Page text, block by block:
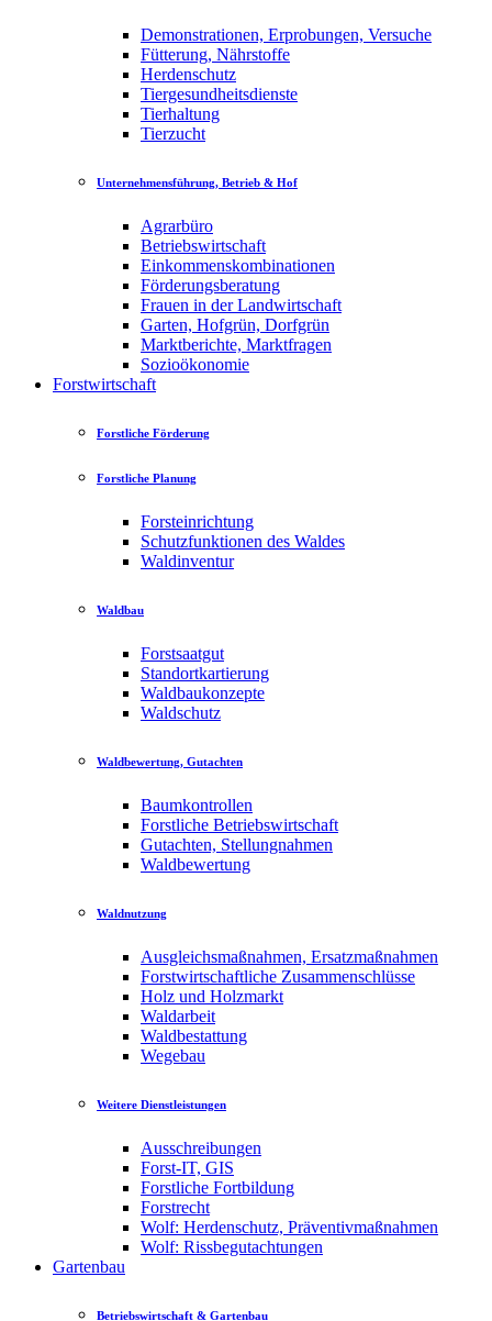
Demonstrationen, Erprobungen, Versuche
Fütterung, Nährstoffe
Herdenschutz
Tiergesundheitsdienste
Tierhaltung
Tierzucht
Unternehmensführung, Betrieb & Hof
Agrarbüro
Betriebswirtschaft
Einkommenskombinationen
Förderungsberatung
Frauen in der Landwirtschaft
Garten, Hofgrün, Dorfgrün
Marktberichte, Marktfragen
Sozioökonomie
Forstwirtschaft
Forstliche Förderung
Forstliche Planung
Forsteinrichtung
Schutzfunktionen des Waldes
Waldinventur
Waldbau
Forstsaatgut
Standortkartierung
Waldbaukonzepte
Waldschutz
Waldbewertung, Gutachten
Baumkontrollen
Forstliche Betriebswirtschaft
Gutachten, Stellungnahmen
Waldbewertung
Waldnutzung
Ausgleichsmaßnahmen, Ersatzmaßnahmen
Forstwirtschaftliche Zusammenschlüsse
Holz und Holzmarkt
Waldarbeit
Waldbestattung
Wegebau
Weitere Dienstleistungen
Ausschreibungen
Forst-IT, GIS
Forstliche Fortbildung
Forstrecht
Wolf: Herdenschutz, Präventivmaßnahmen
Wolf: Rissbegutachtungen
Gartenbau
Betriebswirtschaft & Gartenbau